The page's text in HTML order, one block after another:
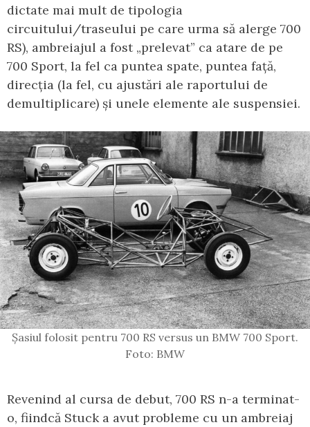
dictate mai mult de tipologia
circuitului/traseului pe care urma să alerge 700
RS), ambreiajul a fost „prelevat” ca atare de pe
700 Sport, la fel ca puntea spate, puntea față,
direcția (la fel, cu ajustări ale raportului de
demultiplicare) și unele elemente ale suspensiei.
Șasiul folosit pentru 700 RS versus un BMW 700 Sport.
Foto: BMW
Revenind al cursa de debut, 700 RS n-a terminat-
o, fiindcă Stuck a avut probleme cu un ambreiaj